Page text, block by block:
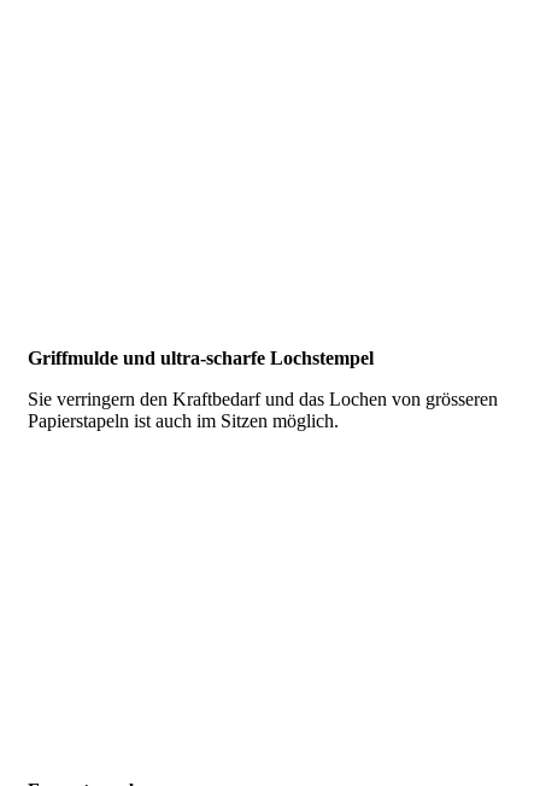
Griffmulde und ultra-scharfe Lochstempel
Sie verringern den Kraftbedarf und das Lochen von grösseren
Papierstapeln ist auch im Sitzen möglich.